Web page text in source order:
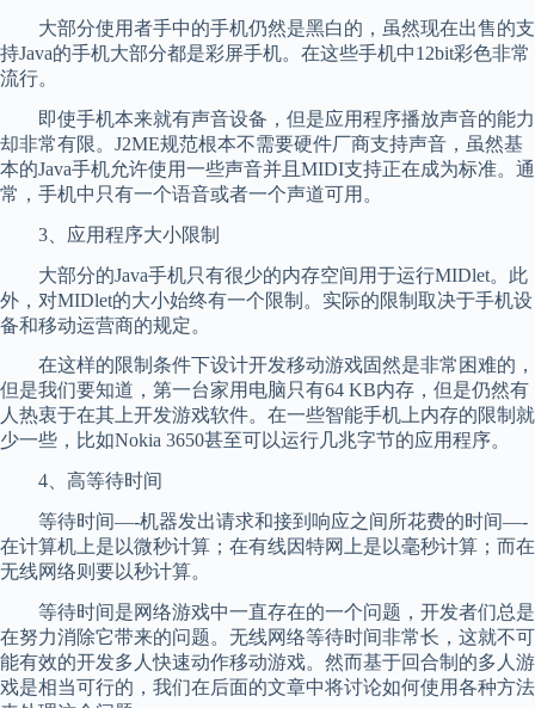
大部分使用者手中的手机仍然是黑白的，虽然现在出售的支
持Java的手机大部分都是彩屏手机。在这些手机中12bit彩色非常
流行。
即使手机本来就有声音设备，但是应用程序播放声音的能力
却非常有限。J2ME规范根本不需要硬件厂商支持声音，虽然基
本的Java手机允许使用一些声音并且MIDI支持正在成为标准。通
常，手机中只有一个语音或者一个声道可用。
3、应用程序大小限制
大部分的Java手机只有很少的内存空间用于运行MIDlet。此
外，对MIDlet的大小始终有一个限制。实际的限制取决于手机设
备和移动运营商的规定。
在这样的限制条件下设计开发移动游戏固然是非常困难的，
但是我们要知道，第一台家用电脑只有64 KB内存，但是仍然有
人热衷于在其上开发游戏软件。在一些智能手机上内存的限制就
少一些，比如Nokia 3650甚至可以运行几兆字节的应用程序。
4、高等待时间
等待时间—-机器发出请求和接到响应之间所花费的时间—-
在计算机上是以微秒计算；在有线因特网上是以毫秒计算；而在
无线网络则要以秒计算。
等待时间是网络游戏中一直存在的一个问题，开发者们总是
在努力消除它带来的问题。无线网络等待时间非常长，这就不可
能有效的开发多人快速动作移动游戏。然而基于回合制的多人游
戏是相当可行的，我们在后面的文章中将讨论如何使用各种方法